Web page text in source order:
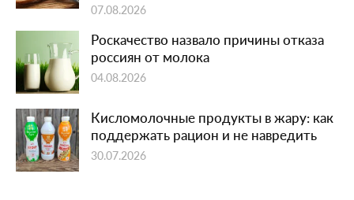
07.08.2026
Роскачество назвало причины отказа
россиян от молока
04.08.2026
Кисломолочные продукты в жару: как
поддержать рацион и не навредить
30.07.2026